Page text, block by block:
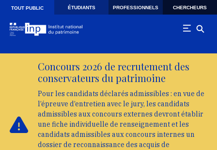
Skip to main navigation
Aller au contenu principal
TOUT PUBLIC ÉTUDIANTS PROFESSIONNELS CHERCHEURS
Concours 2026 de recrutement des
conservateurs du patrimoine
Pour les candidats déclarés admissibles : en vue de
l’épreuve d’entretien avec le jury, les candidats
admissibles aux concours externes devront établir
une fiche individuelle de renseignement et les
candidats admissibles aux concours internes un
dossier de reconnaissance des acquis de